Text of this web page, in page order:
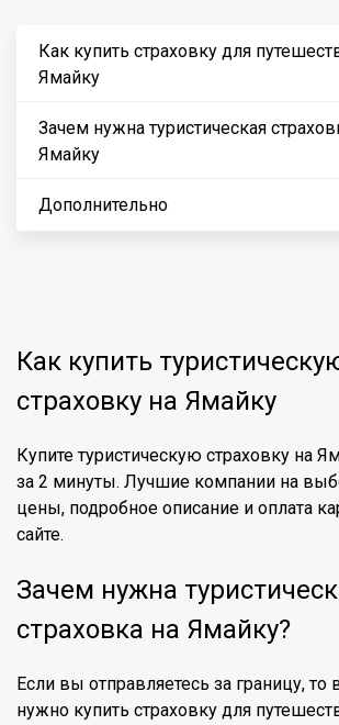
Как купить страховку для
Ямайку
Зачем нужна туристическая
Ямайку
Дополнительно
Как купить
страховку на Ямайку
Купите туристическую страховку на
за 2 минуты. Лучшие компании на
цены, подробное описание и оплата
сайте.
Зачем нужна
страховка на Ямайку?
Если вы отправляетесь за границу, то
нужно купить страховку для